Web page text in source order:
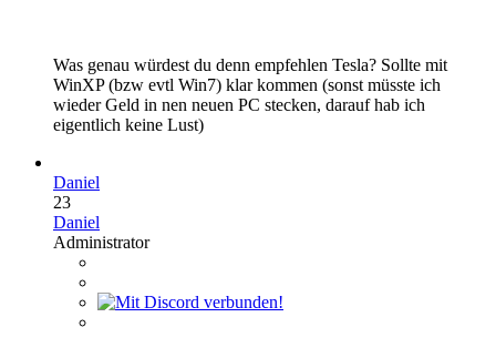
Was genau würdest du denn empfehlen Tesla? Sollte mit
WinXP (bzw evtl Win7) klar kommen (sonst müsste ich
wieder Geld in nen neuen PC stecken, darauf hab ich
eigentlich keine Lust)
Daniel
23
Daniel
Administrator